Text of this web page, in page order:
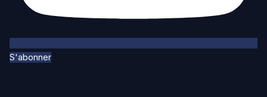
S'abonner